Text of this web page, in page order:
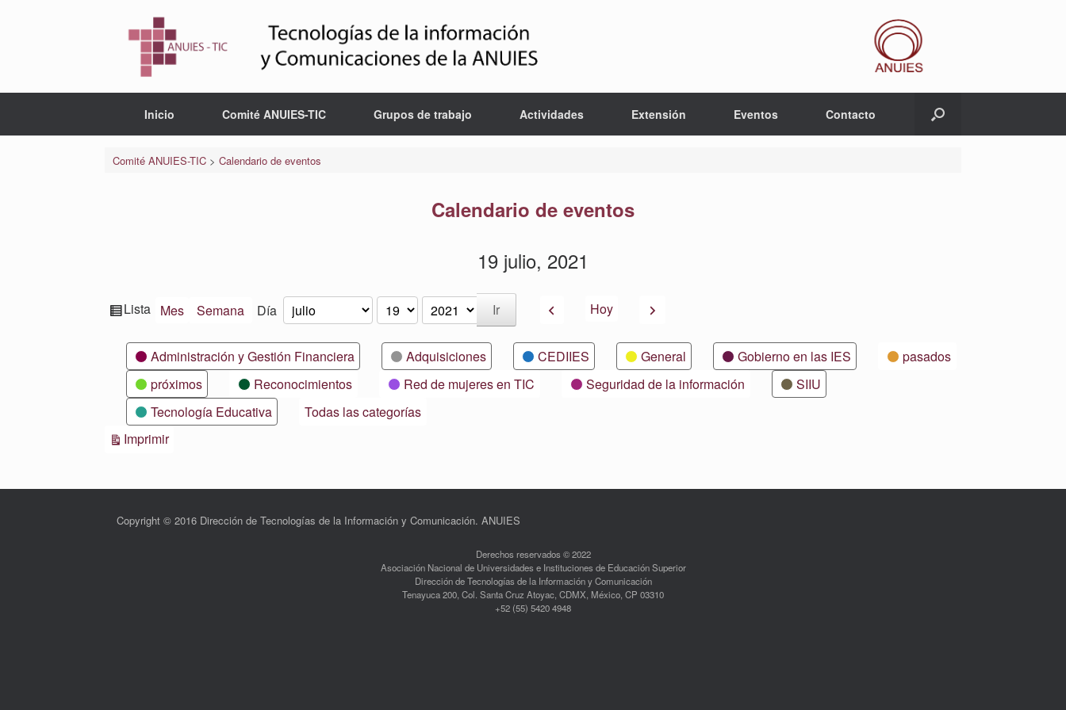
Inicio Comité ANUIES-TIC Grupos de trabajo Actividades Extensión Eventos Contacto
Comité ANUIES-TIC> Calendario de eventos
Calendario de eventos
19 julio, 2021
Ver
Lista Mes Semana Día Mes
Día
Año AnteriorHoy Siguiente
CategoríasAdministración y Gestión Financiera Adquisiciones CEDIIES General Gobierno en las IES
pasados
próximos
Reconocimientos Red de mujeres en TIC Seguridad de la información
SIIU
Tecnología Educativa
Todas las categorías
ImprimirVistas
Copyright © 2016 Dirección de Tecnologías de la Información y Comunicación. ANUIES
Derechos reservados © 2022
Asociación Nacional de Universidades e Instituciones de Educación Superior
Dirección de Tecnologías de la Información y Comunicación
Tenayuca 200, Col. Santa Cruz Atoyac, CDMX, México, CP 03310
+52 (55) 5420 4948